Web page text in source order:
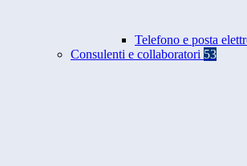
Telefono e posta
Consulenti e collaboratori 53